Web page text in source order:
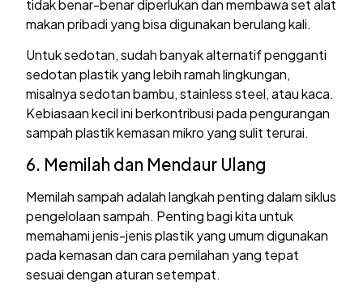
tidak benar-benar diperlukan dan membawa set alat
makan pribadi yang bisa digunakan berulang kali.
Untuk sedotan, sudah banyak alternatif pengganti
sedotan plastik yang lebih ramah lingkungan,
misalnya sedotan bambu, stainless steel, atau kaca.
Kebiasaan kecil ini berkontribusi pada pengurangan
sampah plastik kemasan mikro yang sulit terurai.
6. Memilah dan Mendaur Ulang
Memilah sampah adalah langkah penting dalam siklus
pengelolaan sampah. Penting bagi kita untuk
memahami jenis-jenis plastik yang umum digunakan
pada kemasan dan cara pemilahan yang tepat
sesuai dengan aturan setempat.